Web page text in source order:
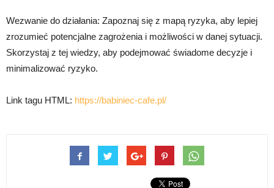
Wezwanie do działania: Zapoznaj się z mapą ryzyka, aby lepiej
zrozumieć potencjalne zagrożenia i możliwości w danej sytuacji.
Skorzystaj z tej wiedzy, aby podejmować świadome decyzje i
minimalizować ryzyko.
Link tagu HTML: https://babiniec-cafe.pl/